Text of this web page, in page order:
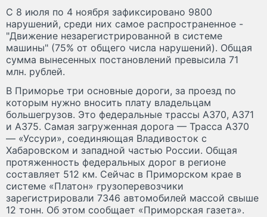
С 8 июля по 4 ноября зафиксировано 9800
нарушений, среди них самое распространенное -
"Движение незарегистрированной в системе
машины" (75% от общего числа нарушений). Общая
сумма вынесенных постановлений превысила 71
млн. рублей.
В Приморье три основные дороги, за проезд по
которым нужно вносить плату владельцам
большегрузов. Это федеральные трассы А370, А371
и А375. Самая загруженная дорога — Трасса А370
— «Уссури», соединяющая Владивосток с
Хабаровском и западной частью России. Общая
протяженность федеральных дорог в регионе
составляет 512 км. Сейчас в Приморском крае в
системе «Платон» грузоперевозчики
зарегистрировали 7346 автомобилей массой свыше
12 тонн. Об этом сообщает «Приморская газета».